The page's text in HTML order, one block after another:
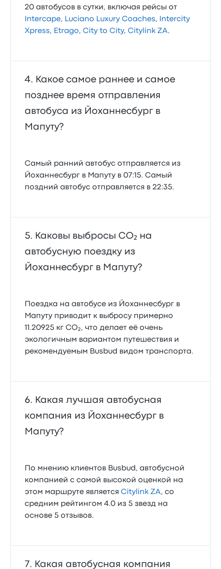
20 автобусов в сутки, включая рейсы от
Intercape, Luciano Luxury Coaches,
Intercity
Xpress, Etrago,City to City,Citylink ZA.
Какое самое раннее и самое
позднее время отправления
автобуса из Йоханнесбург в
Мапуту?
Самый ранний автобус отправляется из
Йоханнесбург в Мапуту в 07:15. Самый
поздний автобус отправляется в 22:35.
Каковы выбросы CO₂ на
автобусную поездку из
Йоханнесбург в Мапуту?
Поездка на автобусе из Йоханнесбург в
Мапуту приводит к выбросу примерно
11.20925 кг CO₂, что делает её очень
экологичным вариантом путешествия и
рекомендуемым Busbud видом транспорта.
Какая лучшая автобусная
компания из Йоханнесбург в
Мапуту?
По мнению клиентов Busbud, автобусной
компанией с самой высокой оценкой на
этом маршруте являетсяCitylink ZA, со
средним рейтингом 4.0 из 5 звезд на
основе 5 отзывов.
Какая автобусная компания